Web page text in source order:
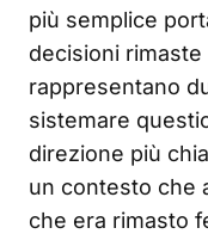
più semplice
decisioni
rappresentano
sistemare
direzione più
un contesto che
che era rimasto